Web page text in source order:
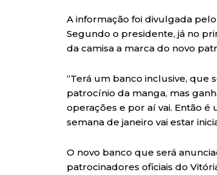
A informação foi divulgada
Segundo o presidente, já no
da camisa a marca do novo
“Terá um banco inclusive, que
patrocínio da manga, mas
operações e por aí vai. Então
semana de janeiro vai estar
O novo banco que será
patrocinadores oficiais do